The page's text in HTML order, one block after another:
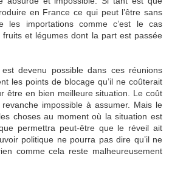
en France ce qui peut l’être sans
les importations comme c’est le cas
et légumes dont la part est passée
devenu possible dans ces réunions
les points de blocage qu’il ne coûterait
être en bien meilleure situation. Le coût
impossible à assumer. Mais le
choses au moment où la situation est
permettra peut-être que le réveil ait
politique ne pourra pas dire qu’il ne
comme cela reste malheureusement